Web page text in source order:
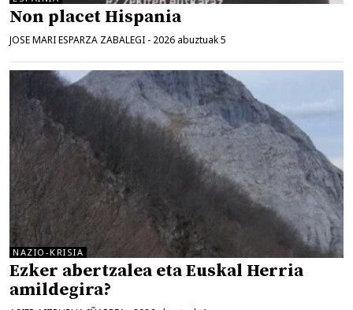
Non placet Hispania
JOSE MARI ESPARZA ZABALEGI - 2026 abuztuak 5
NAZIO-KRISIA
Ezker abertzalea eta Euskal Herria
amildegira?